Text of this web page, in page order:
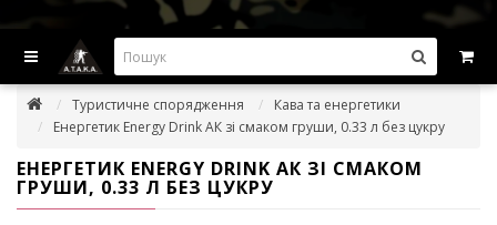
ВИГІДНІ ПРОПОЗИЦІІ — ЗНИЖКИ ДО -45%
Туристичне спорядження
Кава та енергетики
Енергетик Energy Drink АК зі смаком груши, 0.33 л без цукру
ЕНЕРГЕТИК ENERGY DRINK АК ЗІ СМАКОМ
ГРУШИ, 0.33 Л БЕЗ ЦУКРУ